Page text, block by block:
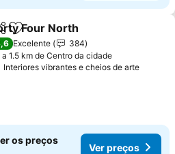
Adicionar aos favoritos
Four North
Excelente
384
a 1.5 km de Centro da cidade
Interiores vibrantes e cheios de arte
os preços
Ver preços